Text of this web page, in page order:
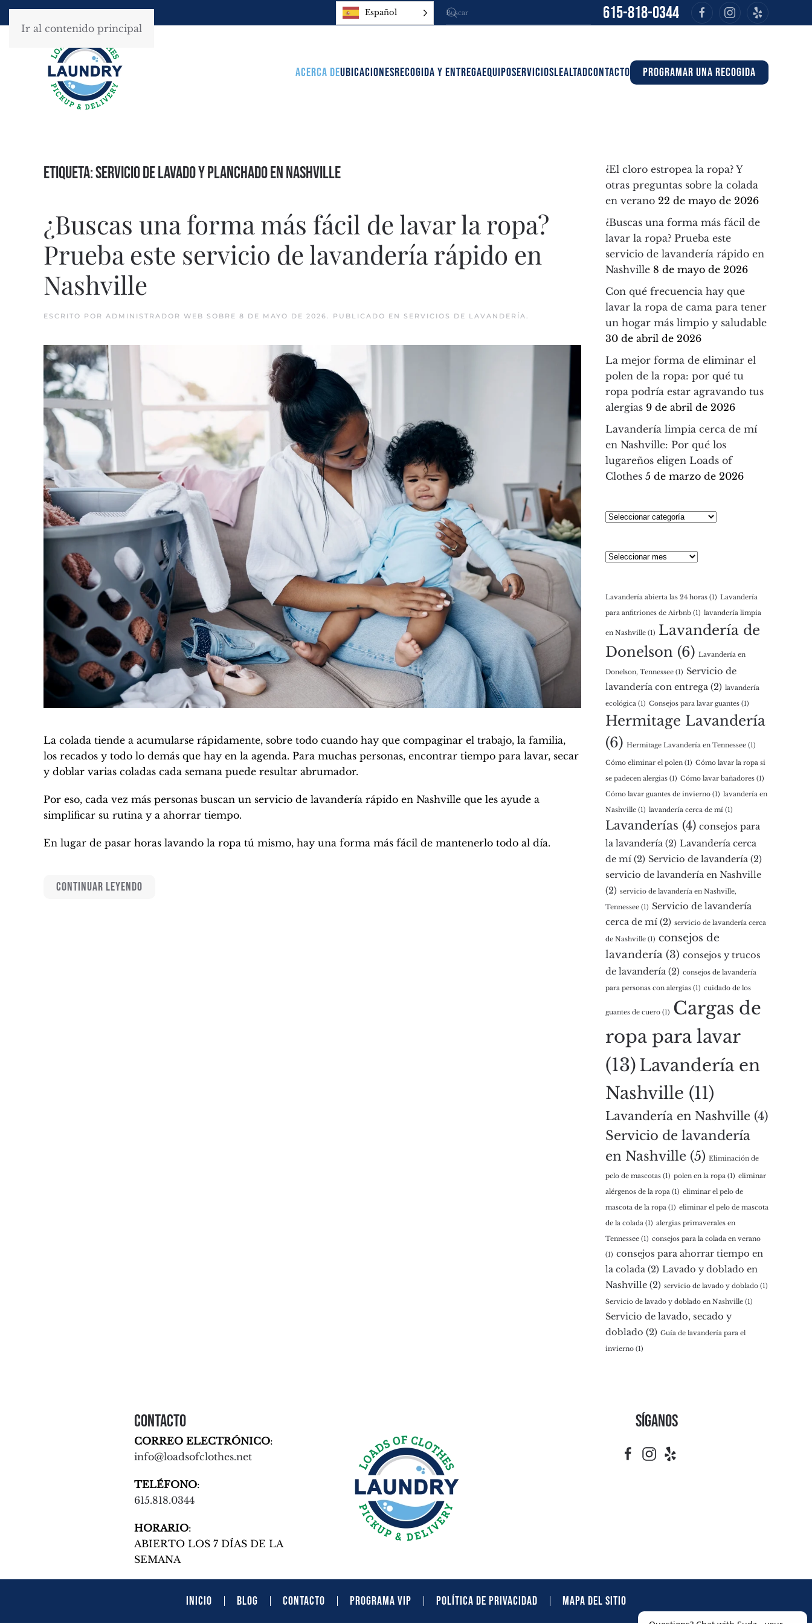
Ir al contenido principal
Español 615-818-0344
ACERCA DEUBICACIONESRECOGIDA Y ENTREGAEQUIPOSERVICIOSLEALTADCONTACTO PROGRAMAR UNA RECOGIDA
Etiqueta:servicio de lavado y planchado en Nashville
¿Buscas una forma más fácil de lavar la ropa?
Prueba este servicio de lavandería rápido en
Nashville
ESCRITO POR ADMINISTRADOR WEB SOBRE 8 DE MAYO DE 2026. PUBLICADO EN SERVICIOS DE LAVANDERÍA.
La colada tiende a acumularse rápidamente, sobre todo cuando hay que compaginar el trabajo, la familia,
los recados y todo lo demás que hay en la agenda. Para muchas personas, encontrar tiempo para lavar, secar
y doblar varias coladas cada semana puede resultar abrumador.
Por eso, cada vez más personas buscan un servicio de lavandería rápido en Nashville que les ayude a
simplificar su rutina y a ahorrar tiempo.
En lugar de pasar horas lavando la ropa tú mismo, hay una forma más fácil de mantenerlo todo al día.
CONTINUAR LEYENDO
¿El cloro estropea la ropa? Y
otras preguntas sobre la colada
en verano 22 de mayo de 2026
¿Buscas una forma más fácil de
lavar la ropa? Prueba este
servicio de lavandería rápido en
Nashville 8 de mayo de 2026
Con qué frecuencia hay que
lavar la ropa de cama para tener
un hogar más limpio y saludable
30 de abril de 2026
La mejor forma de eliminar el
polen de la ropa: por qué tu
ropa podría estar agravando tus
alergias 9 de abril de 2026
Lavandería limpia cerca de mí
en Nashville: Por qué los
lugareños eligen Loads of
Clothes 5 de marzo de 2026
Seleccionar
Archivos
Lavandería abierta las 24 horas (1) Lavandería
para anfitriones de Airbnb (1) lavandería limpia
en Nashville (1) Lavandería de
Donelson (6) Lavandería en
Donelson, Tennessee (1) Servicio de
lavandería con entrega (2) lavandería
ecológica (1) Consejos para lavar guantes (1)
Hermitage Lavandería
(6) Hermitage Lavandería en Tennessee (1)
Cómo eliminar el polen (1) Cómo lavar la ropa si
se padecen alergias (1) Cómo lavar bañadores (1)
Cómo lavar guantes de invierno (1) lavandería en
Nashville (1) lavandería cerca de mí (1)
Lavanderías (4) consejos para
la lavandería (2) Lavandería cerca
de mí (2) Servicio de lavandería (2)
servicio de lavandería en Nashville
(2) servicio de lavandería en Nashville,
Tennessee (1) Servicio de lavandería
cerca de mí (2) servicio de lavandería cerca
de Nashville (1) consejos de
lavandería (3) consejos y trucos
de lavandería (2) consejos de lavandería
para personas con alergias (1) cuidado de los
guantes de cuero (1) Cargas de
ropa para lavar
(13) Lavandería en
Nashville (11)
Lavandería en Nashville (4)
Servicio de lavandería
en Nashville (5) Eliminación de
pelo de mascotas (1) polen en la ropa (1) eliminar
alérgenos de la ropa (1) eliminar el pelo de
mascota de la ropa (1) eliminar el pelo de mascota
de la colada (1) alergias primaverales en
Tennessee (1) consejos para la colada en verano
(1) consejos para ahorrar tiempo en
la colada (2) Lavado y doblado en
Nashville (2) servicio de lavado y doblado (1)
Servicio de lavado y doblado en Nashville (1)
Servicio de lavado, secado y
doblado (2) Guía de lavandería para el
invierno (1)
Contacto
CORREO ELECTRÓNICO:
info@loadsofclothes.net
TELÉFONO:
615.818.0344
HORARIO:
ABIERTO LOS 7 DÍAS DE LA
SEMANA
Síganos
INICIO BLOG CONTACTO PROGRAMA VIP POLÍTICA DE PRIVACIDAD MAPA DEL SITIO